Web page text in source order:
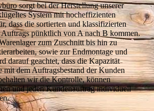
sorgt bei der Herstellung unserer
System mit hocheffizienten
dass die sortierten und klassifizierten
Auftrags pünktlich von A nach B kommen.
zum Zuschnitt bis hin zu
sowie zur Endmontage und
darauf geachtet, dass die Kapazität
mit dem Auftragsbestand der Kunden
wir die Kontrolle, können
und jeden Kundenauftrag individuell